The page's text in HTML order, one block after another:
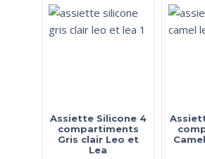
Assiette Silicone 4
compartiments
Gris clair Leo et
Lea